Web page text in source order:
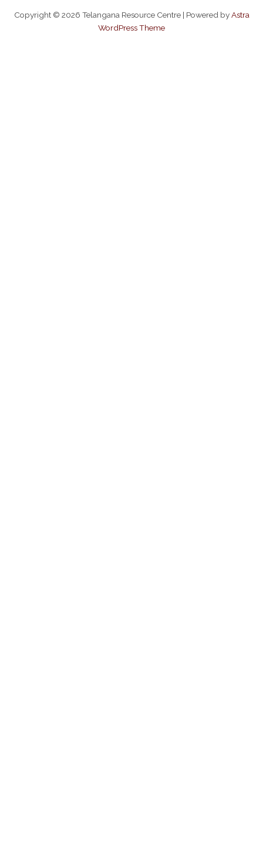
Copyright © 2026 Telangana Resource Centre | Powered byAstra
WordPress Theme